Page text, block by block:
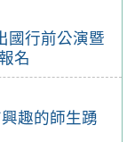
國行前公演暨
名
趣的師生踴